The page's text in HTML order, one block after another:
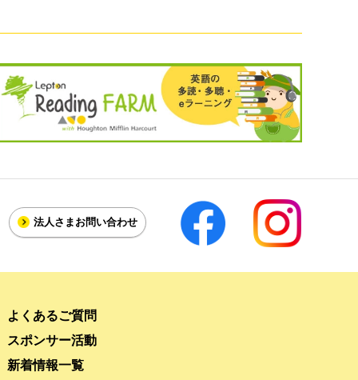
法人さま お問い合わせ
よくあるご質問
スポンサー活動
新着情報一覧